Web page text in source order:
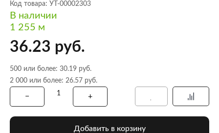
Код товара: УТ-00002303
В наличии
1 255 м
36.23 руб.
500 или более: 30.19 руб.
2 000 или более: 26.57 руб.
Добавить в корзину